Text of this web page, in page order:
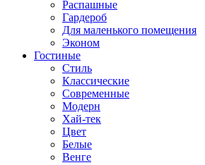
Распашные
Гардероб
Для маленького помещения
Эконом
Гостиные
Стиль
Классические
Современные
Модерн
Хай-тек
Цвет
Белые
Венге